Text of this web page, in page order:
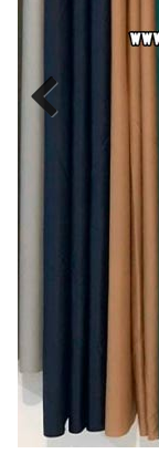
MODA
GRIFE
MASCULINA